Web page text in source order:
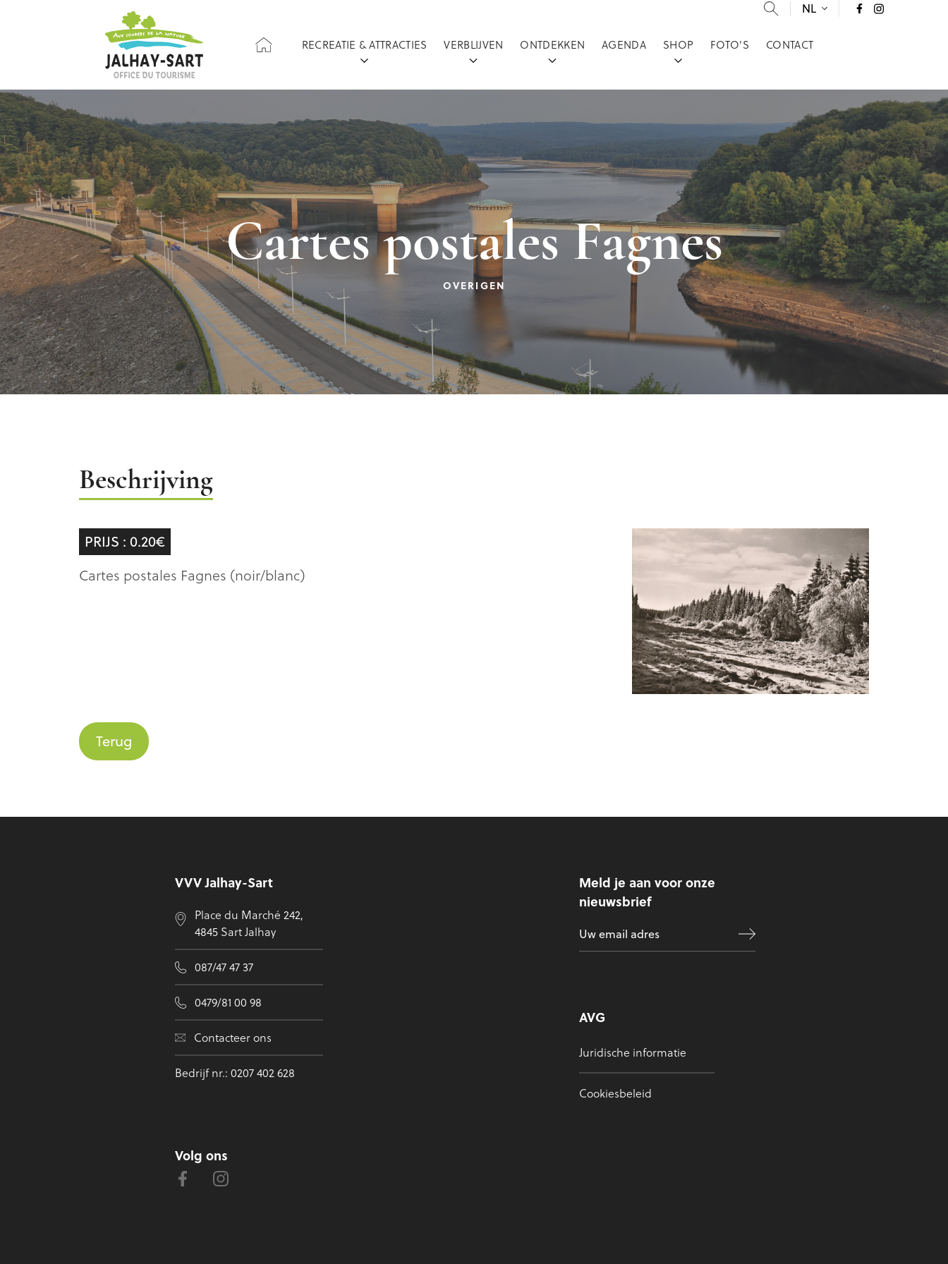
RECREATIE & ATTRACTIES VERBLIJVEN ONTDEKKEN AGENDA SHOP FOTO'S CONTACT
NL
Cartes postales Fagnes
OVERIGEN
Beschrijving
Beschrijving
PRIJS : 0.20€
Cartes postales Fagnes (noir/blanc)
Terug
VVV Jalhay-Sart
Place du Marché 242,
4845 Sart Jalhay
087/47 47 37
0479/81 00 98
Contacteer ons
Bedrijf nr.: 0207 402 628
Volg ons
Meld je aan voor onze
nieuwsbrief
AVG
Juridische informatie
Cookiesbeleid